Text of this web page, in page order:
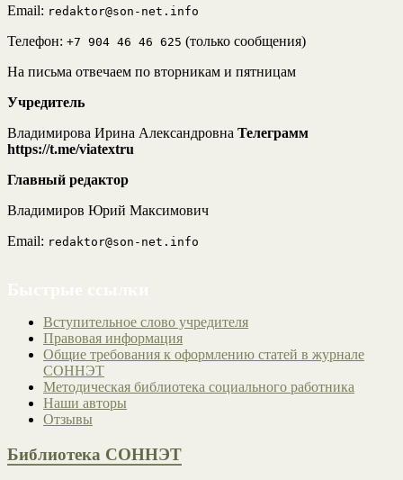
Email: redaktor@son-net.info
Телефон: +7 904 46 46 625 (только сообщения)
На письма отвечаем по вторникам и пятницам
Учредитель
Владимирова Ирина Александровна Телеграмм
https://t.me/viatextru
Главный редактор
Владимиров Юрий Максимович
Email: redaktor@son-net.info
Вступительное слово учредителя
Правовая информация
Общие требования к оформлению статей в журнале
СОННЭТ
Методическая библиотека социального работника
Наши авторы
Отзывы
Библиотека СОННЭТ